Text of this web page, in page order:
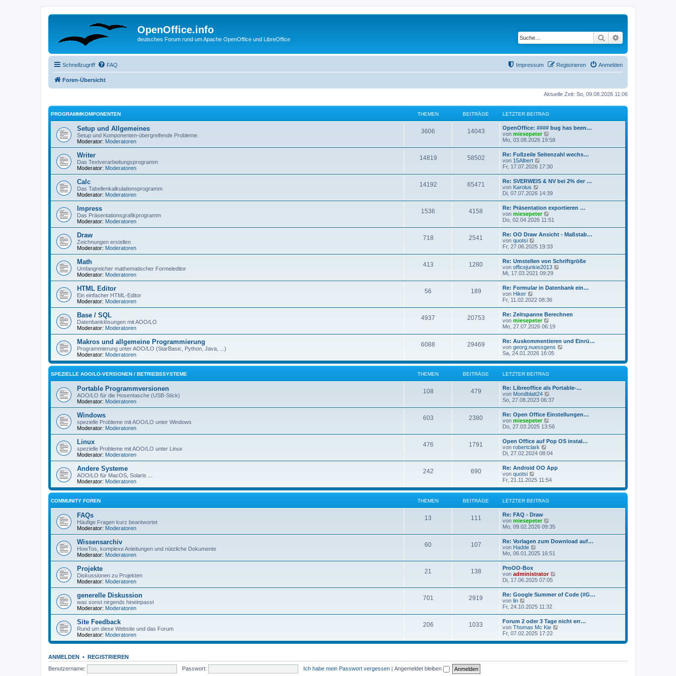
OpenOffice.info
deutsches Forum rund um Apache OpenOffice und LibreOffice Suche
Schnellzugriff FAQ Anmelden
Registrieren
Impressum
Foren-Übersicht
Aktuelle Zeit: So, 09.08.2026 11:06
PROGRAMMKOMPONENTEN THEMEN BEITRÄGE LETZTER BEITRAG
Setup und Allgemeines
Setup und Komponenten-übergreifende Probleme.
Moderator: Moderatoren
3606 14043
OpenOffice: #### bug has been…
von miesepeter
e
s
t
e
r
B
i
t
r
a
g
Mo, 03.08.2026 19:58
Writer
Das Textverarbeitungsprogramm
Moderator: Moderatoren
14819 58502
Re: Fußzeile Seitenzahl wechs…
von 15Albert
e
e
s
t
e
r
B
e
t
r
a
g
Fr, 17.07.2026 17:30
Calc
Das Tabellenkalkulationsprogramm
Moderator: Moderatoren
14192 65471
Re: SVERWEIS & NV bei 2% der …
von Karolus
e
e
s
t
e
r
B
i
t
r
a
g
Di, 07.07.2026 14:39
Impress
Das Präsentationsgrafikprogramm
Moderator: Moderatoren
1536 4158
Re: Präsentation exportieren …
von miesepeter
e
e
s
t
e
r
B
e
i
t
r
a
g
Do, 02.04.2026 11:51
Draw
Zeichnungen erstellen
Moderator: Moderatoren
718 2541
Re: OO Draw Ansicht - Maßstab…
von quotsi
e
s
t
e
r
B
i
t
r
a
g
Fr, 27.06.2025 19:33
Math
Umfangreicher mathematischer Formeleditor
Moderator: Moderatoren
413 1280
Re: Umstellen von Schriftgröße
von officejunkie2013
e
s
r
B
t
r
a
g
Mi, 17.03.2021 09:29
HTML Editor
Ein einfacher HTML-Editor
Moderator: Moderatoren
56 189
Re: Formular in Datenbank ein…
von Hiker
e
s
t
e
r
B
e
i
t
r
a
g
Fr, 11.02.2022 08:36
Base / SQL
Datenbanklösungen mit AOO/LO
Moderator: Moderatoren
4937 20753
Re: Zeitspanne Berechnen
von miesepeter
e
e
s
t
e
r
B
i
t
a
Mo, 27.07.2026 06:19
Makros und allgemeine Programmierung
Programmierung unter AOO/LO (StarBasic, Python, Java, ...)
Moderator: Moderatoren
6088 29469
Re: Auskommentieren und Einrü…
von georg.nuessgens
e
e
r
i
t
Sa, 24.01.2026 16:05
SPEZIELLE AOO/LO-VERSIONEN / BETRIEBSSYSTEME THEMEN BEITRÄGE LETZTER BEITRAG
Portable Programmversionen
AOO/LO für die Hosentasche (USB-Stick)
Moderator: Moderatoren
108 479
Re: Libreoffice als Portable-…
von Mondblatt24
e
e
s
t
e
r
B
i
t
r
a
g
So, 27.08.2023 06:37
Windows
spezielle Probleme mit AOO/LO unter Windows
Moderator: Moderatoren
603 2380
Re: Open Office Einstellungen…
von miesepeter
e
e
s
e
r
B
i
t
r
Do, 27.03.2025 13:56
Linux
spezielle Probleme mit AOO/LO unter Linux
Moderator: Moderatoren
476 1791
Open Office auf Pop OS instal…
von robertclark
e
e
s
t
e
r
B
e
i
r
a
Di, 27.02.2024 08:04
Andere Systeme
AOO/LO für MacOS, Solaris ...
Moderator: Moderatoren
242 690
Re: Android OO App
von quotsi
e
e
t
e
r
B
e
i
t
r
a
Fr, 21.11.2025 11:54
COMMUNITY FOREN THEMEN BEITRÄGE LETZTER BEITRAG
FAQs
Häufige Fragen kurz beantwortet
Moderator: Moderatoren
13 111
Re: FAQ - Draw
von miesepeter
e
e
s
t
e
r
e
i
t
r
a
g
Mo, 09.02.2026 09:35
Wissensarchiv
HowTos, komplexe Anleitungen und nützliche Dokumente
Moderator: Moderatoren
60 107
Re: Vorlagen zum Download auf…
von Hadde
e
t
e
r
B
i
t
r
a
g
Mo, 06.01.2025 16:51
Projekte
Diskussionen zu Projekten
Moderator: Moderatoren
21 138
ProOO-Box
von administrator
s
r
B
e
t
r
Di, 17.06.2025 07:05
generelle Diskussion
was sonst nirgends hineinpasst
Moderator: Moderatoren
701 2919
Re: Google Summer of Code (#G…
von lin
e
s
t
e
r
i
Fr, 24.10.2025 11:32
Site Feedback
Rund um diese Website und das Forum
Moderator: Moderatoren
206 1033
Forum 2 oder 3 Tage nicht err…
von Thomas Mc Kie
e
e
Fr, 07.02.2025 17:22
ANMELDEN • REGISTRIEREN
Benutzername:
Passwort: Ich habe mein Passwort vergessen | Angemeldet bleiben